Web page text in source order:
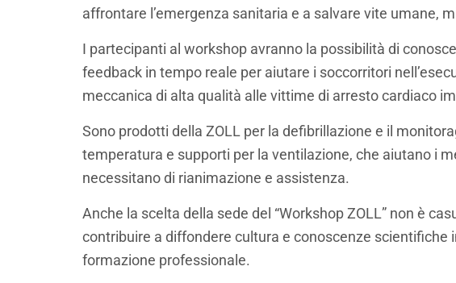
affrontare l’emergenza sanitaria e a salvare vite umane,
I partecipanti al workshop avranno la possibilità di
feedback in tempo reale per aiutare i soccorritori
meccanica di alta qualità alle vittime di arresto cardiaco
Sono prodotti della ZOLL per la defibrillazione e il
temperatura e supporti per la ventilazione, che aiutano i
necessitano di rianimazione e assistenza.
Anche la scelta della sede del “Workshop ZOLL” non è
contribuire a diffondere cultura e conoscenze
formazione professionale.